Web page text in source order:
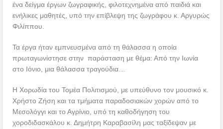
ένα δείγμα έργων ζωγραφικής, φιλοτεχνημένα από παιδιά και
ενήλικες μαθητές, υπό την επίβλεψη της ζωγράφου κ. Αργυρώς
Φιλίππου.
Τα έργα ήταν εμπνευσμένα από τη θάλασσα η οποία
πρωταγωνίστησε στην παράσταση με θέμα: Από την Ιωνία
στο Ιόνιο, μια θάλασσα τραγούδια…
Η Χορωδία του Τομέα Πολιτισμού, με υπεύθυνο τον μουσικό κ.
Χρήστο Ζήση και τα τμήματα παραδοσιακών χορών από το
Μεσολόγγι και το Αγρίνιο, υπό τη καθοδήγηση του
χοροδιδασκάλου κ. Δημήτρη Καραβασίλη μας ταξίδεψαν με